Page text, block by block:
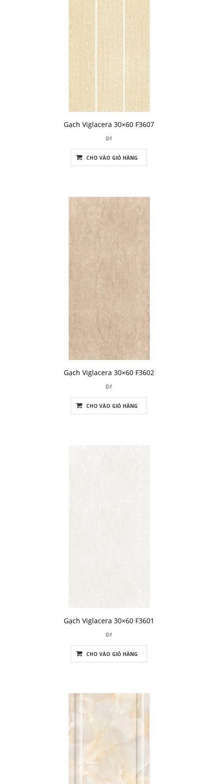
Gạch Viglacera 30×60 F3607
0₫
CHO VÀO GIỎ HÀNG
Gạch Viglacera 30×60 F3602
0₫
CHO VÀO GIỎ HÀNG
Gạch Viglacera 30×60 F3601
0₫
CHO VÀO GIỎ HÀNG